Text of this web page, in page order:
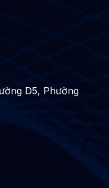
D5, Phường